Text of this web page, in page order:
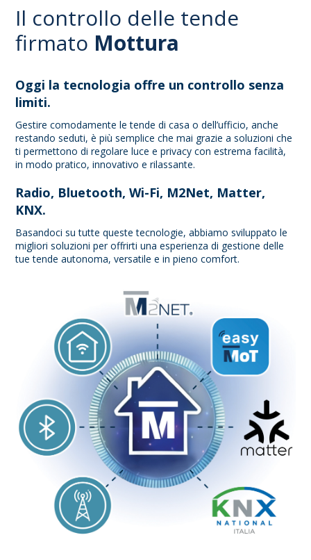
Il controllo delle tende
firmato Mottura
Oggi la tecnologia offre un controllo senza
limiti.
Gestire comodamente le tende di casa o dell’ufficio, anche
restando seduti, è più semplice che mai grazie a soluzioni che
ti permettono di regolare luce e privacy con estrema facilità,
in modo pratico, innovativo e rilassante.
Radio, Bluetooth, Wi-Fi, M2Net, Matter,
KNX.
Basandoci su tutte queste tecnologie, abbiamo sviluppato le
migliori soluzioni per offrirti una esperienza di gestione delle
tue tende autonoma, versatile e in pieno comfort.